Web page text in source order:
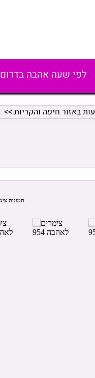
לפי שעה אהבה בדרום
באזור חיפה והקריות >>